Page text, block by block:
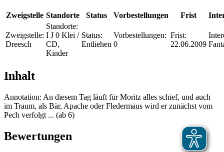
Zweigstelle Standorte Status Vorbestellungen Frist
Zweigstelle:
Dreesch
Standorte:
I J 0 Klei /
CD,
Kinder
Status:
Entliehen
Vorbestellungen:
0
Frist:
22.06.2009
Inhalt
Annotation: An diesem Tag läuft für Moritz alles schief, und auch
im Traum, als Bär, Apache oder Fledermaus wird er zunächst vom
Pech verfolgt ... (ab 6)
Bewertungen